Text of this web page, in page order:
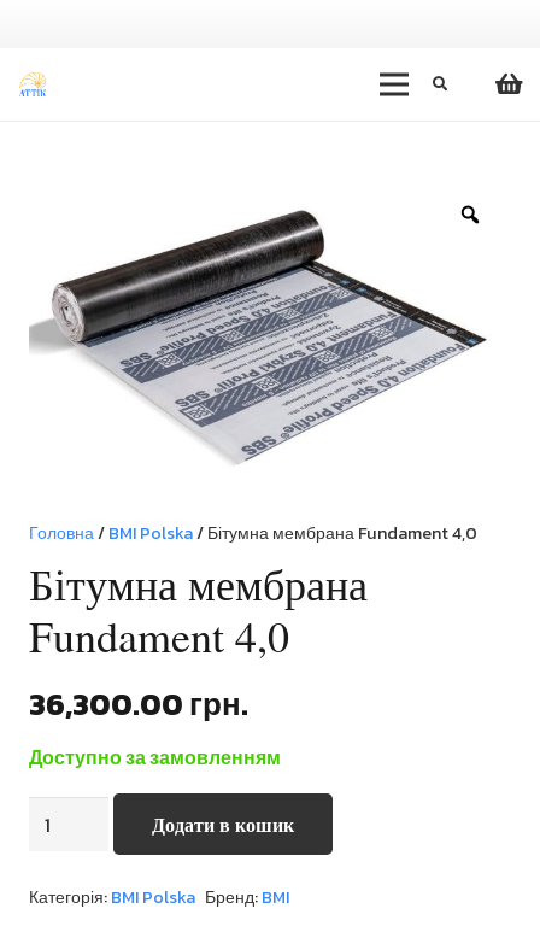
Головна/BMI Polska/ Бітумна мембрана Fundament 4,0
Бітумна мембрана
Fundament 4,0
36,300.00грн.
Доступно за замовленням
Бітумна
мембрана
Додати в кошик
Категорія:BMI Polska Бренд:BMI